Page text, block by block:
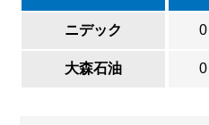
ニデック 0
大森石油 0